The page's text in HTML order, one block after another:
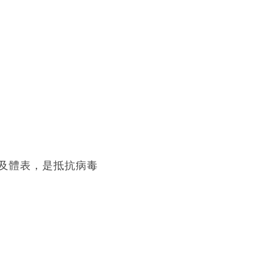
體表，是抵抗病毒